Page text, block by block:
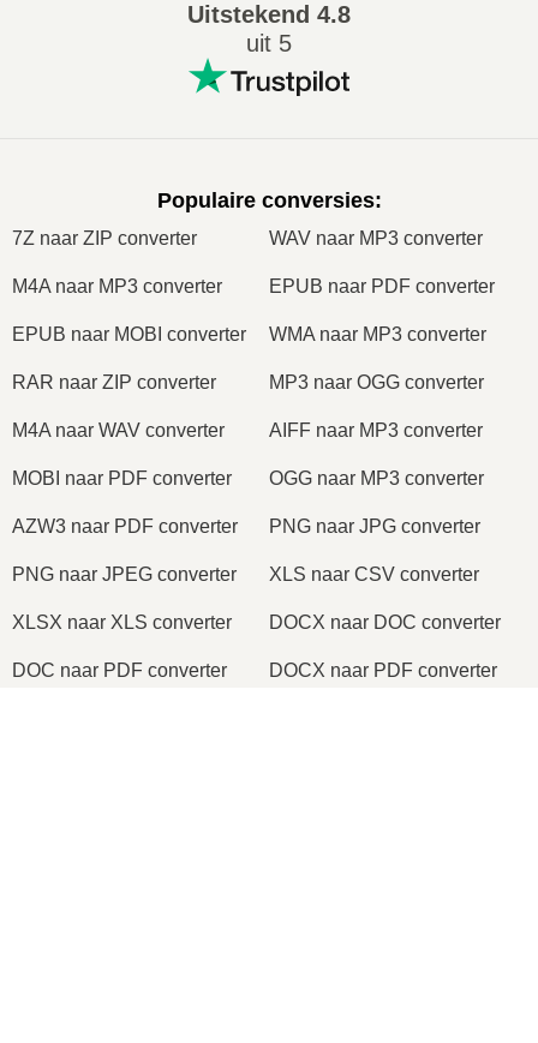
Uitstekend 4.8
uit 5
Populaire conversies:
7Z naar ZIP converter WAV naar MP3 converter
M4A naar MP3 converter EPUB naar PDF converter
EPUB naar MOBI converter WMA naar MP3 converter
RAR naar ZIP converter MP3 naar OGG converter
M4A naar WAV converter AIFF naar MP3 converter
MOBI naar PDF converter OGG naar MP3 converter
AZW3 naar PDF converter PNG naar JPG converter
PNG naar JPEG converter XLS naar CSV converter
XLSX naar XLS converter DOCX naar DOC converter
DOC naar PDF converter DOCX naar PDF converter